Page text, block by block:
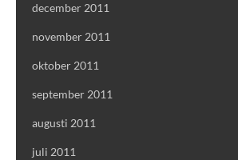
december 2011
november 2011
oktober 2011
september 2011
augusti 2011
juli 2011